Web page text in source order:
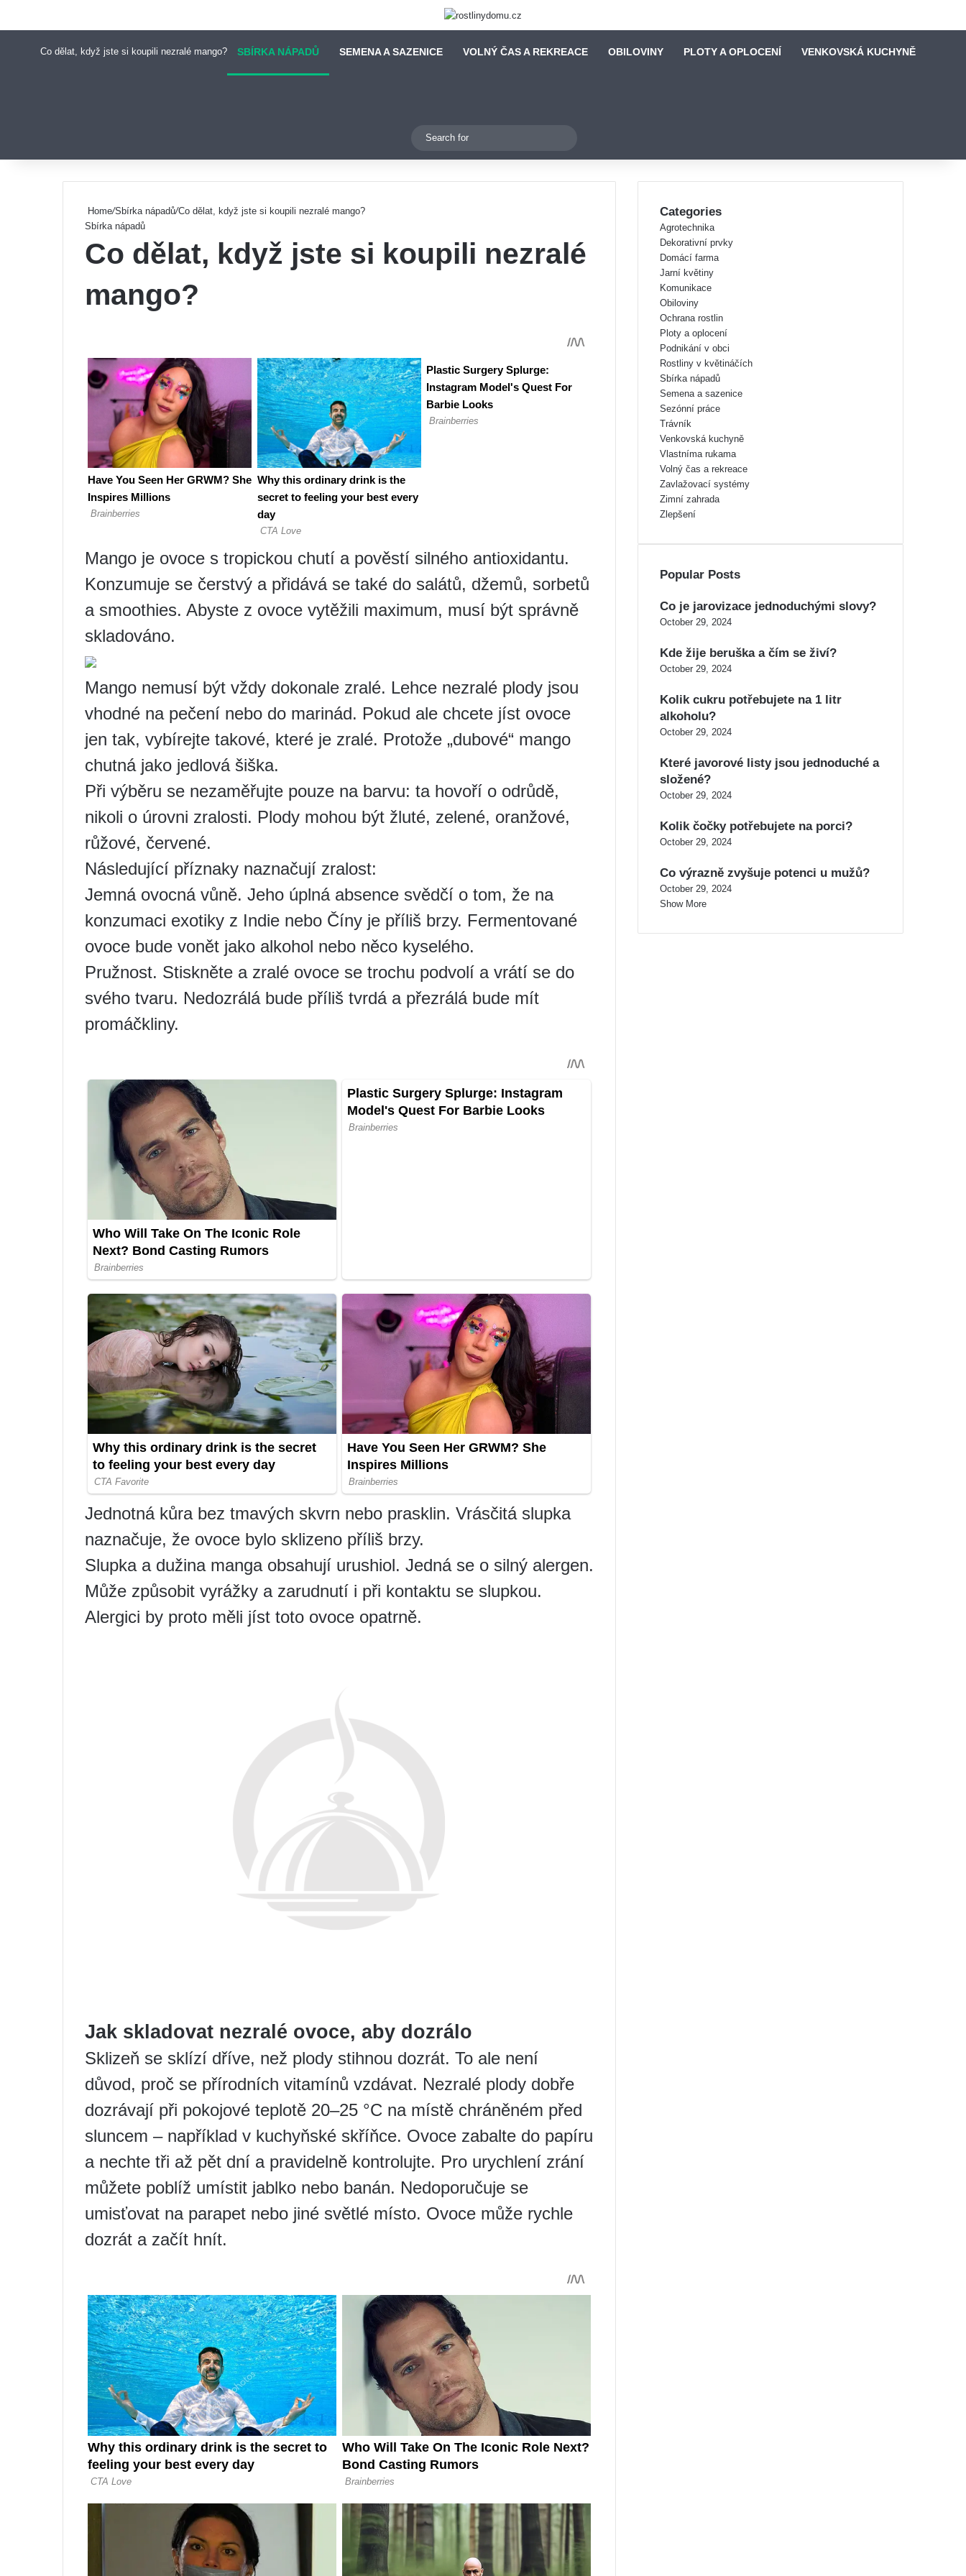
Co dělat, když jste si koupili nezralé mango? SBÍRKA NÁPADŮ SEMENA A SAZENICE VOLNÝ ČAS A REKREACE OBILOVINY PLOTY A OPLOCENÍ VENKOVSKÁ KUCHYNĚ
Switch skin
for
Home/Sbírka nápadů/Co dělat, když jste si koupili nezralé mango?
Sbírka nápadů
Co dělat, když jste si koupili nezralé
mango?
Mango je ovoce s tropickou chutí a pověstí silného antioxidantu.
Konzumuje se čerstvý a přidává se také do salátů, džemů, sorbetů
a smoothies. Abyste z ovoce vytěžili maximum, musí být správně
skladováno.
Mango nemusí být vždy dokonale zralé. Lehce nezralé plody jsou
vhodné na pečení nebo do marinád. Pokud ale chcete jíst ovoce
jen tak, vybírejte takové, které je zralé. Protože „dubové“ mango
chutná jako jedlová šiška.
Při výběru se nezaměřujte pouze na barvu: ta hovoří o odrůdě,
nikoli o úrovni zralosti. Plody mohou být žluté, zelené, oranžové,
růžové, červené.
Následující příznaky naznačují zralost:
Jemná ovocná vůně. Jeho úplná absence svědčí o tom, že na
konzumaci exotiky z Indie nebo Číny je příliš brzy. Fermentované
ovoce bude vonět jako alkohol nebo něco kyselého.
Pružnost. Stiskněte a zralé ovoce se trochu podvolí a vrátí se do
svého tvaru. Nedozrálá bude příliš tvrdá a přezrálá bude mít
promáčkliny.
Jednotná kůra bez tmavých skvrn nebo prasklin. Vrásčitá slupka
naznačuje, že ovoce bylo sklizeno příliš brzy.
Slupka a dužina manga obsahují urushiol. Jedná se o silný alergen.
Může způsobit vyrážky a zarudnutí i při kontaktu se slupkou.
Alergici by proto měli jíst toto ovoce opatrně.
Jak skladovat nezralé ovoce, aby dozrálo
Sklizeň se sklízí dříve, než plody stihnou dozrát. To ale není
důvod, proč se přírodních vitamínů vzdávat. Nezralé plody dobře
dozrávají při pokojové teplotě 20–25 °C na místě chráněném před
sluncem – například v kuchyňské skříňce. Ovoce zabalte do papíru
a nechte tři až pět dní a pravidelně kontrolujte. Pro urychlení zrání
můžete poblíž umístit jablko nebo banán. Nedoporučuje se
umisťovat na parapet nebo jiné světlé místo. Ovoce může rychle
dozrát a začít hnít.
Categories
Agrotechnika
Dekorativní prvky
Domácí farma
Jarní květiny
Komunikace
Obiloviny
Ochrana rostlin
Ploty a oplocení
Podnikání v obci
Rostliny v květináčích
Sbírka nápadů
Semena a sazenice
Sezónní práce
Trávník
Venkovská kuchyně
Vlastníma rukama
Volný čas a rekreace
Zavlažovací systémy
Zimní zahrada
Zlepšení
Popular Posts
Co je jarovizace jednoduchými slovy?
October 29, 2024
Kde žije beruška a čím se živí?
October 29, 2024
Kolik cukru potřebujete na 1 litr
alkoholu?
October 29, 2024
Které javorové listy jsou jednoduché a
složené?
October 29, 2024
Kolik čočky potřebujete na porci?
October 29, 2024
Co výrazně zvyšuje potenci u mužů?
October 29, 2024
Show More